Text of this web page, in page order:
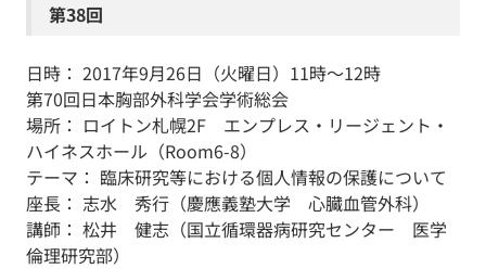
第38回
日時： 2017年9月26日（火曜日）11時～12時
第70回日本胸部外科学会学術総会
場所： ロイトン札幌2F エンプレス・リージェント・
ハイネスホール（Room6-8）
テーマ： 臨床研究等における個人情報の保護について
座長： 志水 秀行（慶應義塾大学 心臓血管外科）
講師： 松井 健志（国立循環器病研究センター 医学
倫理研究部）